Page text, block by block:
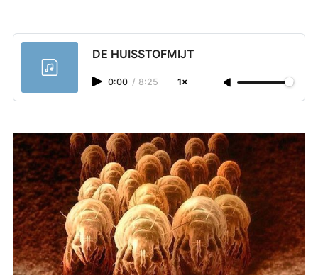
DE HUISSTOFMIJT
0:00 / 8:25 1×